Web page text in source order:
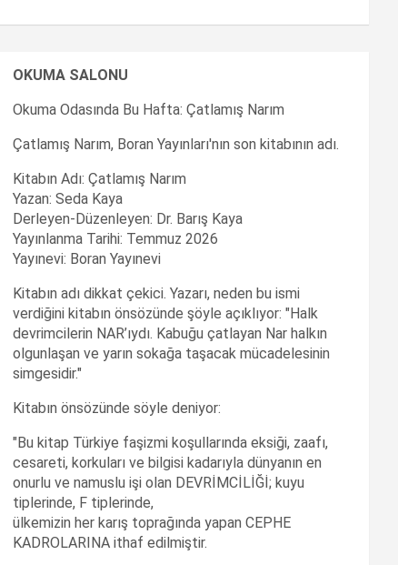
OKUMA SALONU
Okuma Odasında Bu Hafta: Çatlamış Narım
Çatlamış Narım, Boran Yayınları'nın son kitabının adı.
Kitabın Adı: Çatlamış Narım
Yazan: Seda Kaya
Derleyen-Düzenleyen: Dr. Barış Kaya
Yayınlanma Tarihi: Temmuz 2026
Yayınevi: Boran Yayınevi
Kitabın adı dikkat çekici. Yazarı, neden bu ismi
verdiğini kitabın önsözünde şöyle açıklıyor: "Halk
devrimcilerin NAR’ıydı. Kabuğu çatlayan Nar halkın
olgunlaşan ve yarın sokağa taşacak mücadelesinin
simgesidir."
Kitabın önsözünde söyle deniyor:
"Bu kitap Türkiye faşizmi koşullarında eksiği, zaafı,
cesareti, korkuları ve bilgisi kadarıyla dünyanın en
onurlu ve namuslu işi olan DEVRİMCİLİĞİ; kuyu
tiplerinde, F tiplerinde,
ülkemizin her karış toprağında yapan CEPHE
KADROLARINA ithaf edilmiştir.